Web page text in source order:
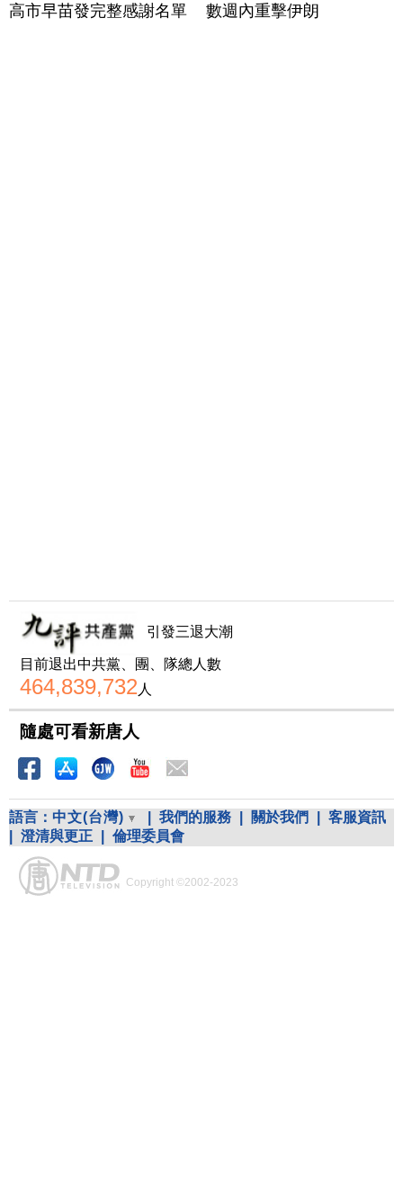
高市早苗發完整感謝名單
數週內重擊伊朗
引發三退大潮
目前退出中共黨、團、隊總人數
464,839,732 人
隨處可看新唐人
語言： 中文(台灣) 我們的服務 關於我們
客服資訊
澄清與更正 倫理委員會
Copyright ©2002-2023